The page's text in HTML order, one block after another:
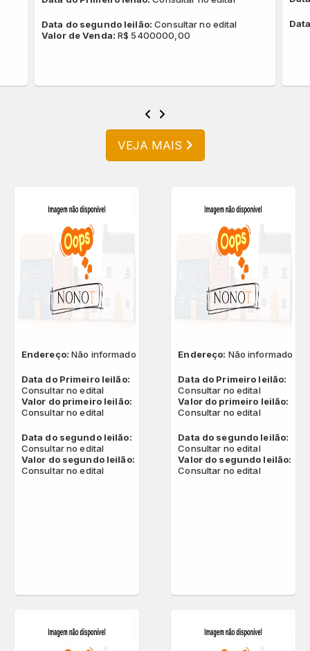
Data do segundo leilão:Consultar no edital
Valor de Venda:R$ 5400000,00
VEJA MAIS
Endereço:Não informado
Data do Primeiro leilão:
Consultar no edital
Valor do primeiro leilão:
Consultar no edital
Data do segundo leilão:
Consultar no edital
Valor do segundo leilão:
Consultar no edital
Endereço: Não informado
Data do Primeiro leilão:
Consultar no edital
Valor do primeiro leilão:
Consultar no edital
Data do segundo leilão:
Consultar no edital
Valor do segundo leilão:
Consultar no edital